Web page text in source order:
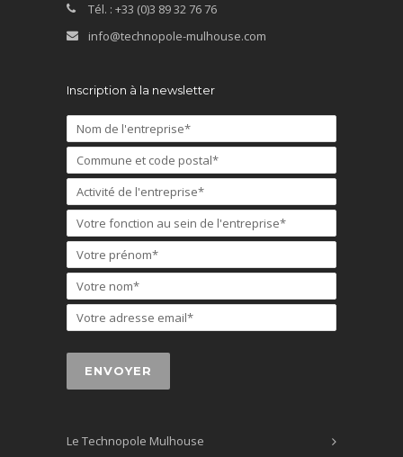
Tél. : +33 (0)3 89 32 76 76
info@technopole-mulhouse.com
Inscription à la newsletter
Le Technopole Mulhouse